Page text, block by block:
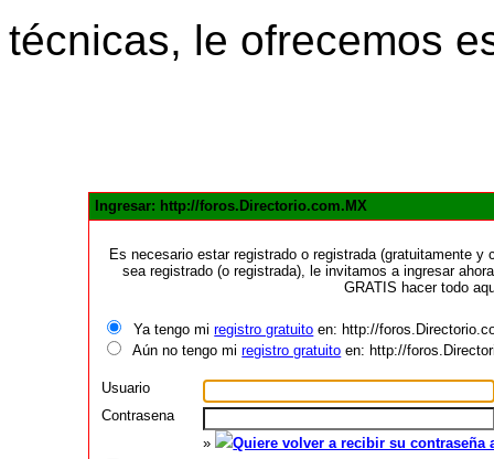
técnicas, le ofrecemos
Ingresar: http://foros.Directorio.com.MX
Es necesario estar registrado o registrada (gratuitamente
sea registrado (o registrada), le invitamos a ingresar
GRATIS hacer todo
Ya tengo miregistro gratuito en: http://
Aún no tengo miregistro gratuito en: http://
Usuario
Contrasena
»
Quiere volver a recibir su